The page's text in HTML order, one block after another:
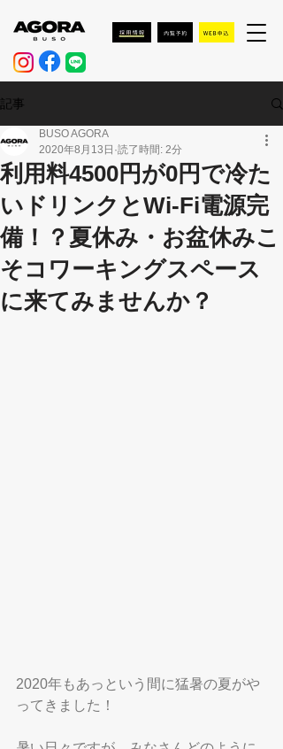
記事
利用料4500円が0円で冷た
いドリンクとWi-Fi電源完
備！？夏休み・お盆休みこ
そコワーキングスペース
に来てみませんか？
BUSO AGORA
2020年8月13日 読了時間: 2分
2020年もあっという間に猛暑の夏がや
ってきました！